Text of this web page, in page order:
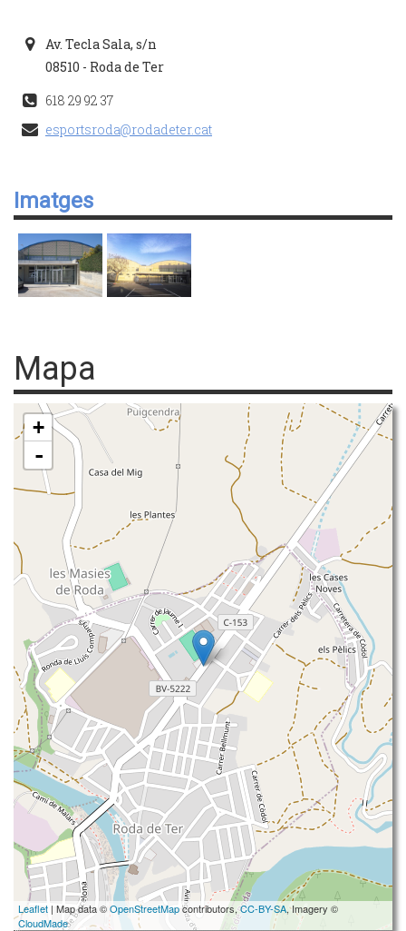
Av. Tecla Sala, s/n
08510 - Roda de Ter
618 29 92 37
esportsroda@rodadeter.cat
Imatges
Mapa
+
-
Leaflet | Map data ©OpenStreetMapcontributors,CC-BY-SA, Imagery ©
CloudMade